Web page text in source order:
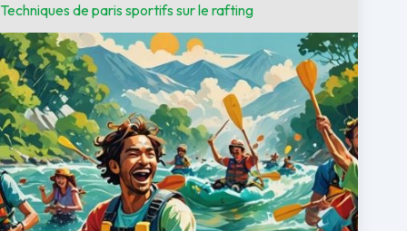
Techniques de paris sportifs sur le rafting